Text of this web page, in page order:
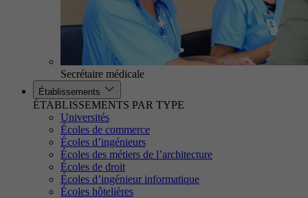
Secrétaire médicale
Établissements
ÉTABLISSEMENTS PAR TYPE
Universités
Écoles de commerce
Écoles d’ingénieurs
Écoles des métiers de l’architecture
Écoles de droit
Écoles d’ingénieur informatique
Écoles hôtelières